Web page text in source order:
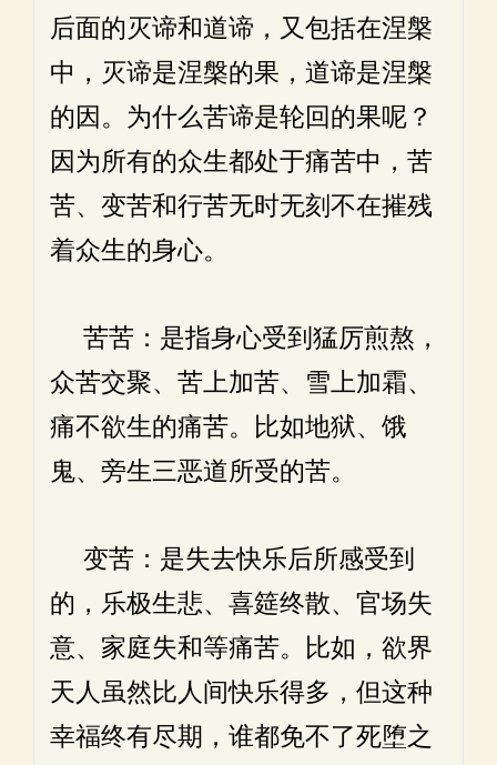
后面的灭谛和道谛，又包括在涅槃
中，灭谛是涅槃的果，道谛是涅槃
的因。为什么苦谛是轮回的果呢？
因为所有的众生都处于痛苦中，苦
苦、变苦和行苦无时无刻不在摧残
着众生的身心。
苦苦：是指身心受到猛厉煎熬，
众苦交聚、苦上加苦、雪上加霜、
痛不欲生的痛苦。比如地狱、饿
鬼、旁生三恶道所受的苦。
变苦：是失去快乐后所感受到
的，乐极生悲、喜筵终散、官场失
意、家庭失和等痛苦。比如，欲界
天人虽然比人间快乐得多，但这种
幸福终有尽期，谁都免不了死堕之